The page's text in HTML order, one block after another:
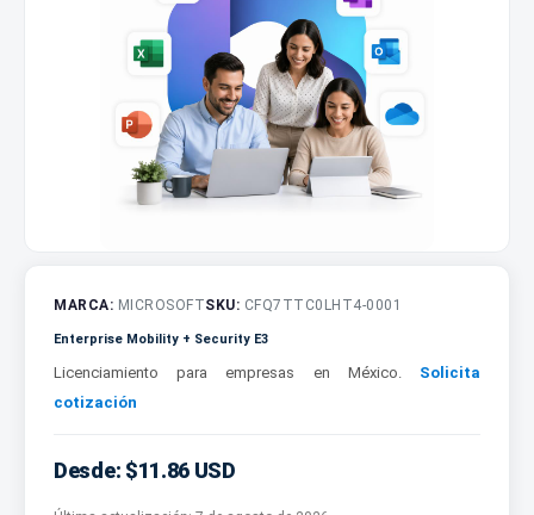
MARCA: MICROSOFTSKU: CFQ7TTC0LHT4-0001
Enterprise Mobility + Security E3
Licenciamiento para empresas en México. Solicita
cotización
Desde: $11.86 USD